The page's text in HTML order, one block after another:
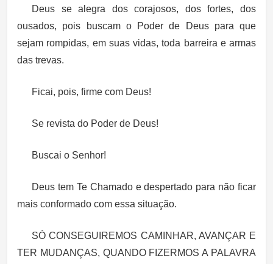
Deus se alegra dos corajosos, dos fortes, dos
ousados, pois buscam o Poder de Deus para que
sejam rompidas, em suas vidas, toda barreira e armas
das trevas.
Ficai, pois, firme com Deus!
Se revista do Poder de Deus!
Buscai o Senhor!
Deus tem Te Chamado e despertado para não ficar
mais conformado com essa situação.
SÓ CONSEGUIREMOS CAMINHAR, AVANÇAR E
TER MUDANÇAS, QUANDO FIZERMOS A PALAVRA